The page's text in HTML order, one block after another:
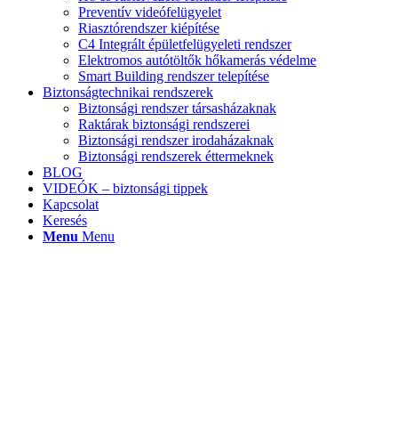
Preventív videófelügyelet
Riasztórendszer kiépítése
C4 Integrált épületfelügyeleti rendszer
Elektromos autótöltők hőkamerás védelme
Smart Building rendszer telepítése
Biztonságtechnikai rendszerek
Biztonsági rendszer társasházaknak
Raktárak biztonsági rendszerei
Biztonsági rendszer irodaházaknak
Biztonsági rendszerek éttermeknek
BLOG
VIDEÓK – biztonsági tippek
Kapcsolat
Keresés
Menu Menu